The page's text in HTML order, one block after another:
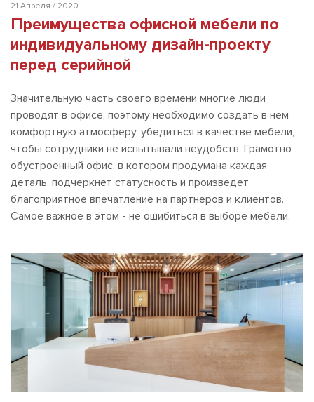
21 Апреля / 2020
Преимущества офисной мебели по
индивидуальному дизайн-проекту
перед серийной
Значительную часть своего времени многие люди
проводят в офисе, поэтому необходимо создать в нем
комфортную атмосферу, убедиться в качестве мебели,
чтобы сотрудники не испытывали неудобств. Грамотно
обустроенный офис, в котором продумана каждая
деталь, подчеркнет статусность и произведет
благоприятное впечатление на партнеров и клиентов.
Самое важное в этом - не ошибиться в выборе мебели.